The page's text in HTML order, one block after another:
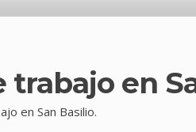
en
en San Basilio.